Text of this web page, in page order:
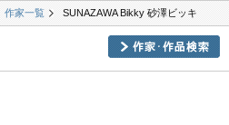
作家一覧 SUNAZAWA Bikky 砂澤ビッキ